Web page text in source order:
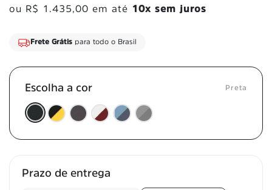
ou R$ 1.435,00 em até 10x sem juros
Frete Grátis para todo o Brasil
Escolha a cor Preta
Prazo de entrega